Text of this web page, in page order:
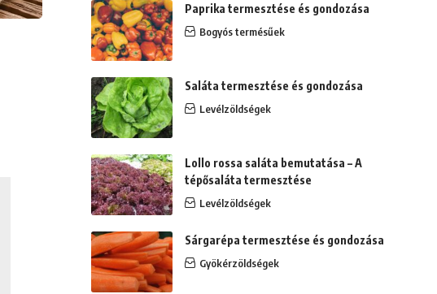
Paprika termesztése és gondozása
Bogyós termésűek
Saláta termesztése és gondozása
Levélzöldségek
Lollo rossa saláta bemutatása – A
tépősaláta termesztése
Levélzöldségek
Sárgarépa termesztése és gondozása
Gyökérzöldségek